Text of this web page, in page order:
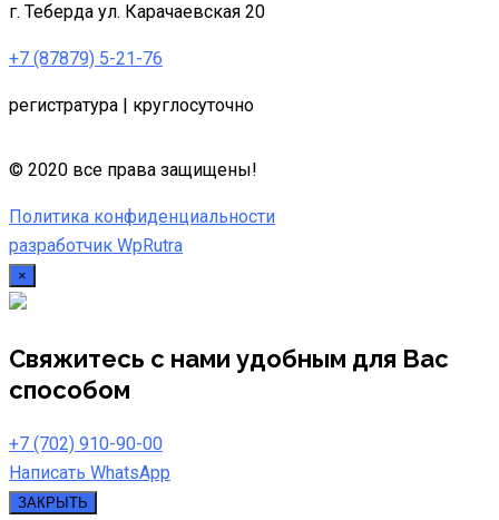
г. Теберда ул. Карачаевская 20
+7 (87879) 5-21-76
регистратура | круглосуточно
© 2020 все права защищены!
Политика конфиденциальности
разработчик WpRutra
×
Свяжитесь с нами удобным для Вас
способом
+7 (702) 910-90-00
Написать WhatsApp
ЗАКРЫТЬ